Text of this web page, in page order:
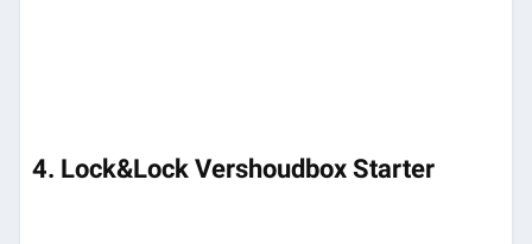
4. Lock&Lock Vershoudbox Starter